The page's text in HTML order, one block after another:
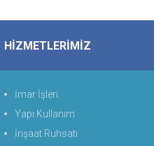
HİZMETLERİMİZ
İmar İşleri
Yapı Kullanım
İnşaat Ruhsatı